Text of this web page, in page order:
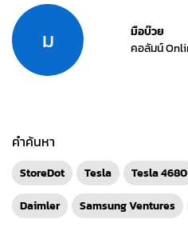
ม
มือบ๊วย
คอลัมน์
คำค้นหา
StoreDot Tesla Tesla 4680
Daimler
Samsung Ventures